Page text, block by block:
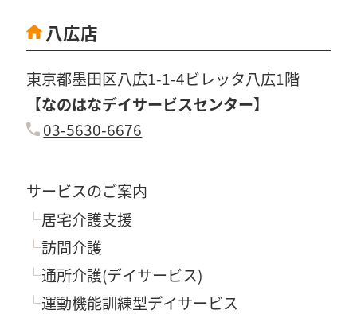
八広店
東京都墨田区八広1-1-4ビレッタ八広1階
【なのはなデイサービスセンター】
03-5630-6676
サービスのご案内
居宅介護支援
訪問介護
通所介護(デイサービス)
運動機能訓練型デイサービス